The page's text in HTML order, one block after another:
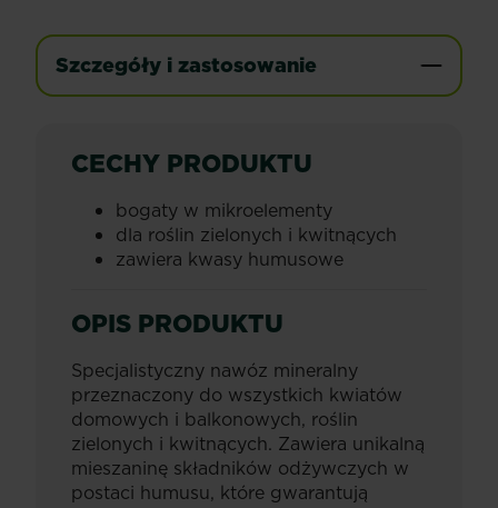
Szczegóły i zastosowanie
CECHY PRODUKTU
bogaty w mikroelementy
dla roślin zielonych i kwitnących
zawiera kwasy humusowe
OPIS PRODUKTU
Specjalistyczny nawóz mineralny
przeznaczony do wszystkich kwiatów
domowych i balkonowych, roślin
zielonych i kwitnących. Zawiera unikalną
mieszaninę składników odżywczych w
postaci humusu, które gwarantują